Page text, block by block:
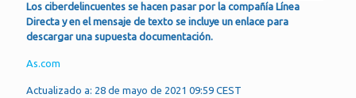
Los ciberdelincuentes se hacen pasar por la compañía Línea
Directa y en el mensaje de texto se incluye un enlace para
descargar una supuesta documentación.
As.com
Actualizado a: 28 de mayo de 2021 09:59 CEST